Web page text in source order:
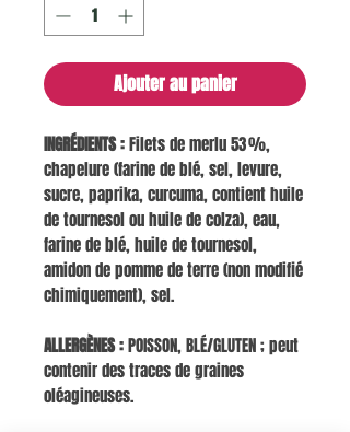
Ajouter au panier
INGRÉDIENTS :Filets de merlu 53 %,
chapelure (farine de blé, sel, levure,
sucre, paprika, curcuma, contient huile
de tournesol ou huile de colza), eau,
farine de blé, huile de tournesol,
amidon de pomme de terre (non modifié
chimiquement), sel.
ALLERGÈNES :POISSON, BLÉ/GLUTEN ; peut
contenir des traces de graines
oléagineuses.